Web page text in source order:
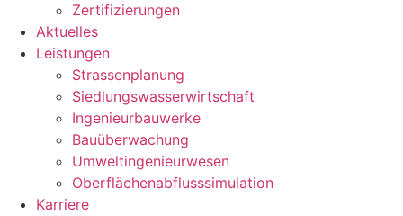
Zertifizierungen
Aktuelles
Leistungen
Strassenplanung
Siedlungswasserwirtschaft
Ingenieurbauwerke
Bauüberwachung
Umweltingenieurwesen
Oberflächenabflusssimulation
Karriere